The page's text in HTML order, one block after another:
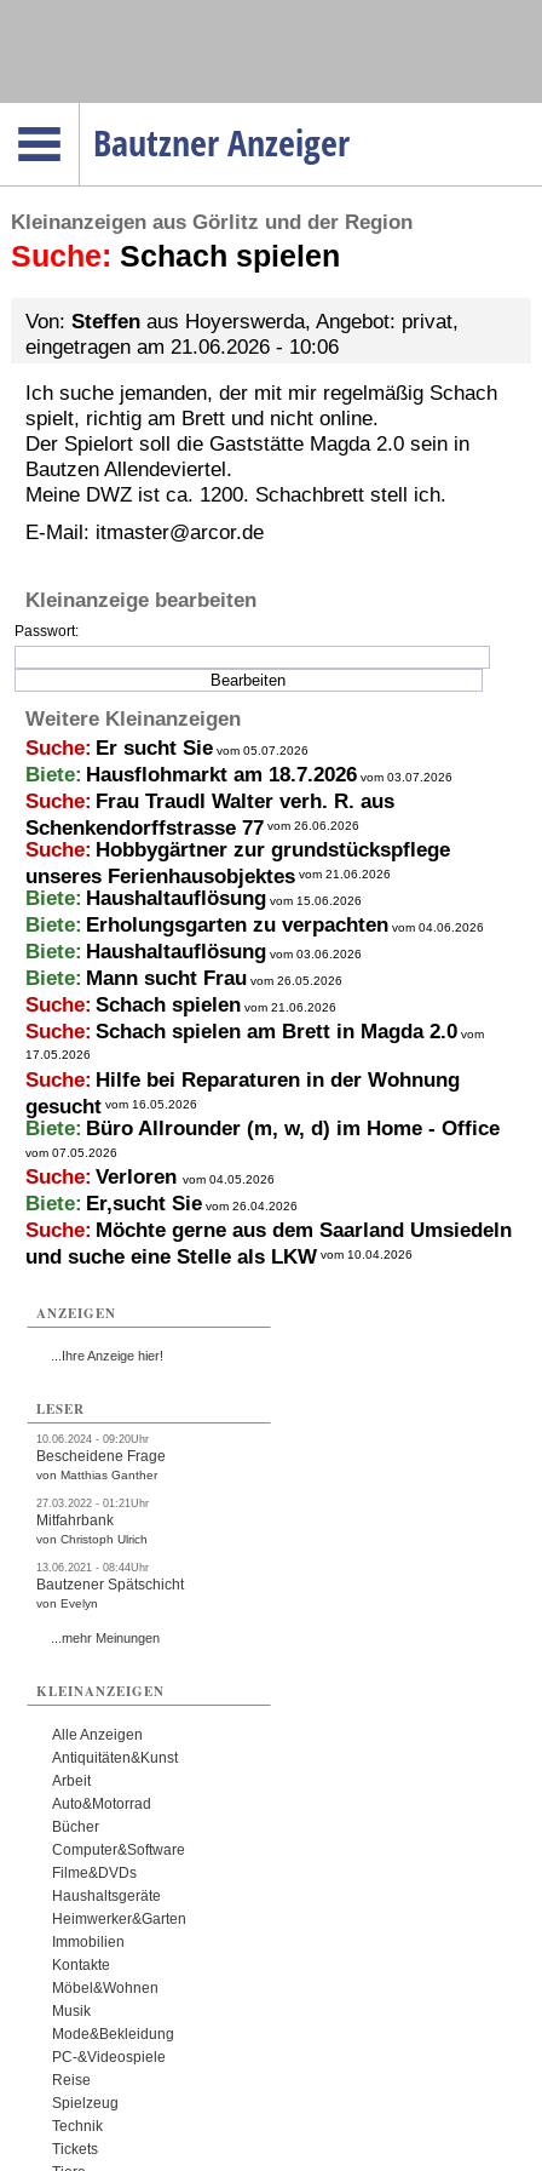
Bautzner Anzeiger
Menüpunkte
Politik
Wirtschaft
Verkehr
Gesundheit
Kultur
Sport
Kleinanzeigen aus Görlitz und der Region
Suche: Schach spielen
Von: Steffenaus Hoyerswerda, Angebot: privat,
eingetragen am 21.06.2026 - 10:06
Ich suche jemanden, der mit mir regelmäßig Schach
spielt, richtig am Brett und nicht online.
Der Spielort soll die Gaststätte Magda 2.0 sein in
Bautzen Allendeviertel.
Meine DWZ ist ca. 1200. Schachbrett stell ich.
E-Mail: itmaster@arcor.de
Kleinanzeige bearbeiten
Passwort:
Weitere Kleinanzeigen
Suche: Er sucht Sie vom 05.07.2026
Biete: Hausflohmarkt am 18.7.2026 vom 03.07.2026
Suche: Frau Traudl Walter verh. R. aus
Schenkendorffstrasse 77 vom 26.06.2026
Suche: Hobbygärtner zur grundstückspflege
unseres Ferienhausobjektes vom 21.06.2026
Biete: Haushaltauflösung vom 15.06.2026
Biete: Erholungsgarten zu verpachten vom 04.06.2026
Biete: Haushaltauflösung vom 03.06.2026
Biete: Mann sucht Frau vom 26.05.2026
Suche: Schach spielen vom 21.06.2026
Suche: Schach spielen am Brett in Magda 2.0 vom
17.05.2026
Suche: Hilfe bei Reparaturen in der Wohnung
gesucht vom 16.05.2026
Biete: Büro Allrounder (m, w, d) im Home - Office
vom 07.05.2026
Suche: Verloren vom 04.05.2026
Biete: Er,sucht Sie vom 26.04.2026
Suche: Möchte gerne aus dem Saarland Umsiedeln
und suche eine Stelle als LKW vom 10.04.2026
ANZEIGEN
...Ihre Anzeige hier!
LESER
10.06.2024 - 09:20Uhr
Bescheidene Frage
von Matthias Ganther
27.03.2022 - 01:21Uhr
Mitfahrbank
von Christoph Ulrich
13.06.2021 - 08:44Uhr
Bautzener Spätschicht
von Evelyn
...mehr Meinungen
KLEINANZEIGEN
Alle Anzeigen
Antiquitäten&Kunst
Arbeit
Auto&Motorrad
Bücher
Computer&Software
Filme&DVDs
Haushaltsgeräte
Heimwerker&Garten
Immobilien
Kontakte
Möbel&Wohnen
Musik
Mode&Bekleidung
PC-&Videospiele
Reise
Spielzeug
Technik
Tickets